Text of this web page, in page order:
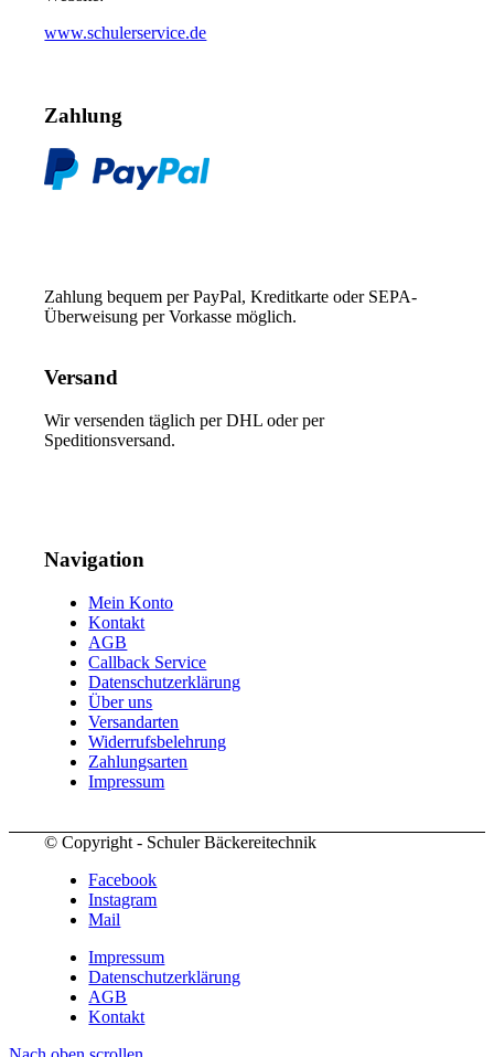
www.schulerservice.de
Zahlung
Zahlung bequem per PayPal, Kreditkarte oder SEPA-
Überweisung per Vorkasse möglich.
Versand
Wir versenden täglich per DHL oder per
Speditionsversand.
Navigation
Mein Konto
Kontakt
AGB
Callback Service
Datenschutzerklärung
Über uns
Versandarten
Widerrufsbelehrung
Zahlungsarten
Impressum
© Copyright - Schuler Bäckereitechnik
Facebook
Instagram
Mail
Impressum
Datenschutzerklärung
AGB
Kontakt